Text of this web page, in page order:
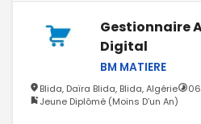
Gestionnaire
Digital
BM MATIERE
Blida, Daïra Blida, Blida, Algérie
Jeune Diplômé (Moins D’un An)